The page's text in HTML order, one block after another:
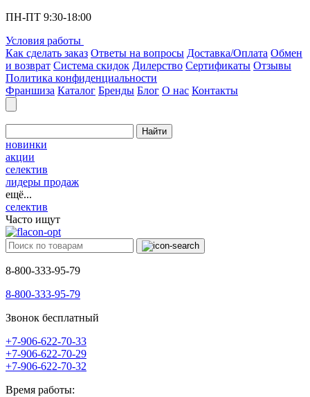
ПН-ПТ 9:30-18:00
Условия работы
Как сделать заказ Ответы на вопросы Доставка/Оплата Обмен
и возврат Система скидок Дилерство Сертификаты Отзывы
Политика конфиденциальности
Франшиза Каталог Бренды Блог О нас Контакты
Найти
новинки
акции
селектив
лидеры продаж
ещё...
селектив
Часто ищут
8-800-333-95-79
8-800-333-95-79
Звонок бесплатный
+7-906-622-70-33
+7-906-622-70-29
+7-906-622-70-32
Время работы: